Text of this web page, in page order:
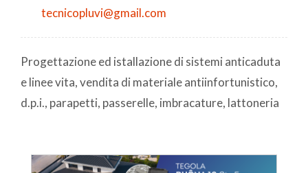
tecnicopluvi@gmail.com
Progettazione ed istallazione di sistemi anticaduta
e linee vita, vendita di materiale antiinfortunistico,
d.p.i., parapetti, passerelle, imbracature, lattoneria